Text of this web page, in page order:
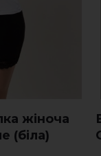
жіноча
(біла)